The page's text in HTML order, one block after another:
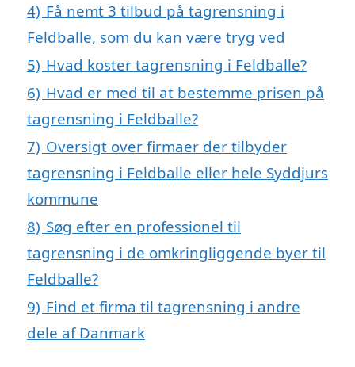
4) Få nemt 3 tilbud på tagrensning i
Feldballe, som du kan være tryg ved
5) Hvad koster tagrensning i Feldballe?
6) Hvad er med til at bestemme prisen på
tagrensning i Feldballe?
7) Oversigt over firmaer der tilbyder
tagrensning i Feldballe eller hele Syddjurs
kommune
8) Søg efter en professionel til
tagrensning i de omkringliggende byer til
Feldballe?
9) Find et firma til tagrensning i andre
dele af Danmark